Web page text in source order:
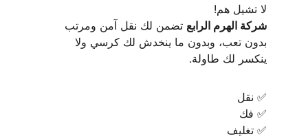
لا تشيل هم!
شركة الهرم الرابع تضمن لك نقل آمن ومرتب
بدون تعب، وبدون ما ينخدش لك كرسي ولا
ينكسر لك طاولة.
✅ نقل
✅ فك
✅ تغليف